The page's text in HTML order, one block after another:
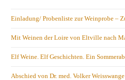
Einladung/ Probenliste zur Weinprobe –
Mit Weinen der Loire von Eltville nach
Elf Weine. Elf Geschichten. Ein
Abschied von Dr. med. Volker Weisswange